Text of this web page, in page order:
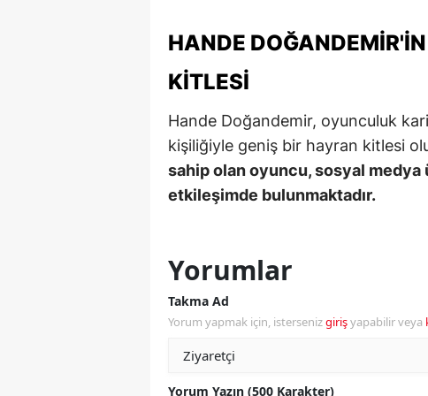
Yalova
Düzce
HANDE
KITLESI
Hande Doğandemir, oyunculuk
kişiliğiyle geniş bir hayran kitlesi
sahip olan oyuncu, sosyal medya
etkileşimde bulunmaktadır.
Yorumlar
Takma Ad
Yorum yapmak için, istersenizgirişyapabilir veya
Yorum Yazın (500 Karakter)